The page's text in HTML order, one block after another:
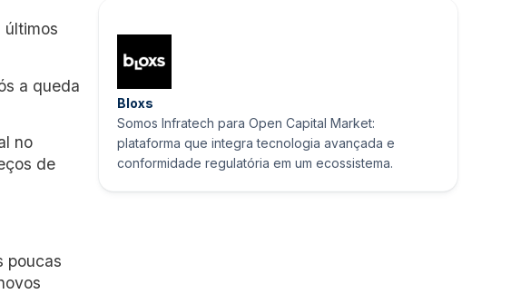
últimos
a queda
no
de
poucas
Bloxs
Somos Infratech para Open Capital Market:
plataforma que integra tecnologia avançada e
conformidade regulatória em um ecossistema.